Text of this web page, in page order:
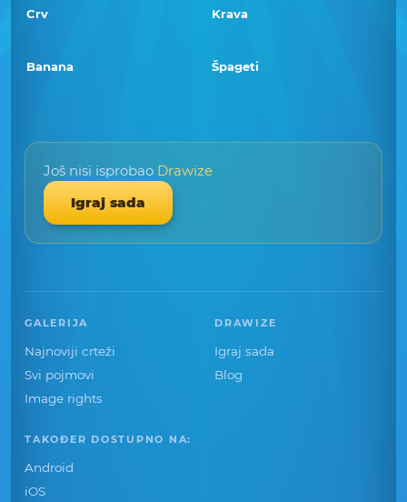
Crv Krava
Banana Špageti
Još nisi isprobao Drawize
Igraj sada
GALERIJA
Najnoviji crteži
Svi pojmovi
Image rights
DRAWIZE
Igraj sada
Blog
TAKOĐER DOSTUPNO NA:
Android
iOS